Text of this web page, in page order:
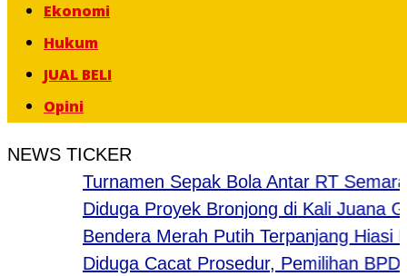
Ekonomi
Hukum
JUAL BELI
Opini
NEWS TICKER
Turnamen Sepak Bola Antar RT
Diduga Proyek Bronjong di Kali Juana
Bendera Merah Putih Terpanjang Hiasi
Diduga Cacat Prosedur, Pemilihan BPD